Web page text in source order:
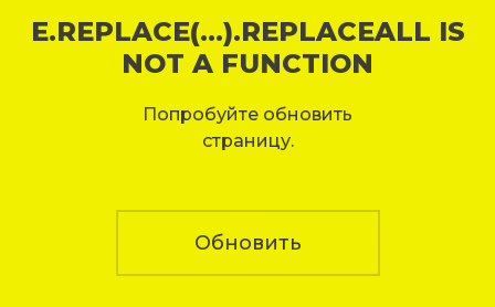
E.REPLACE(...).REPLACEALL IS
NOT A FUNCTION
Попробуйте обновить
страницу.
Обновить